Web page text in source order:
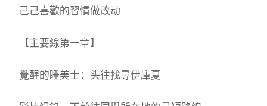
己己喜歡的習慣做改动
【主要線第一章】
覺醒的睡美士：头往找尋伊庫夏